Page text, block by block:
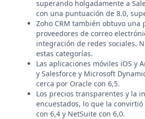
superando holgadamente a
con una puntuación de 8.0,
Zoho CRM también obtuvo
proveedores de correo
integración de redes sociales.
estas categorías.
Las aplicaciones móviles iOS y
y Salesforce y Microsoft
cerca por Oracle con 6,5.
Los precios transparentes y la
encuestados, lo que la
con 6,4 y NetSuite con 6,0.